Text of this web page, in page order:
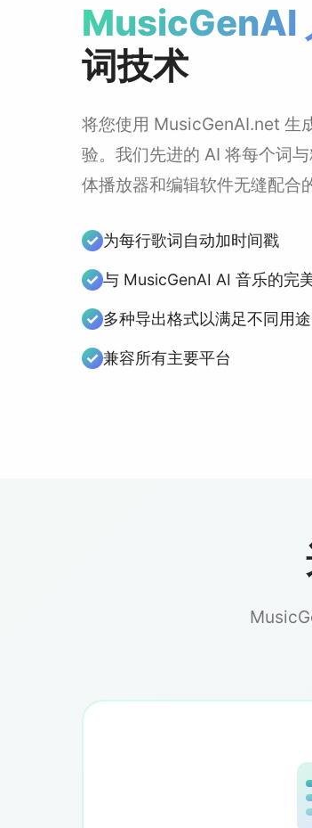
MusicGenAI
词技术
将您使用 MusicGenAI.net 生
验。我们先进的 AI 将每个词
体播放器和编辑软件无缝配合
为每行歌词自动加时间戳
与 MusicGenAI AI 音乐的完
多种导出格式以满足不同用途
兼容所有主要平台